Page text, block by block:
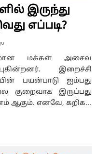
இருந்து
எப்படி?
மக்கள் அசைவ
இறைச்சி
பயன்பாடு ஐம்பது
குறைவாக இருப்பது
ஆகும். எனவே, கறிக...